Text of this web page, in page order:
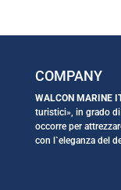
COMPANY
WALCON MARINE
turistici», in grado
occorre per
con l`eleganza del